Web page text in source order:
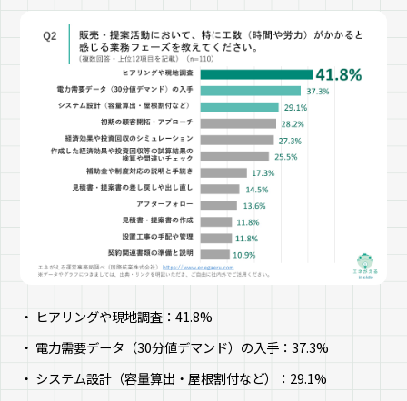
ヒアリングや現地調査：41.8%
電力需要データ（30分値デマンド）の入手：37.3%
システム設計（容量算出・屋根割付など）：29.1%